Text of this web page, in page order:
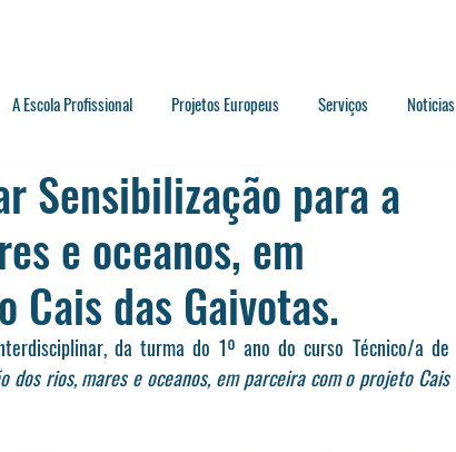
A Escola Profissional Projetos Europeus Serviços Noticias
Sensibilização para a
e oceanos, em
das Gaivotas.
da turma do 1º ano do curso Técnico/a de
dos rios, mares e oceanos, em parceira com o projeto Cais